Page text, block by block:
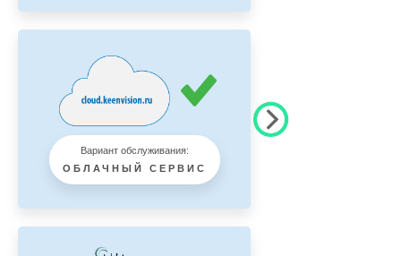
Вариант обслуживания:
ОБЛАЧНЫЙ СЕРВИС